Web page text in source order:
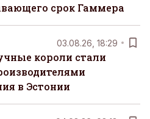
срок Гаммера
03.08.26, 18:29
короли стали
в Эстонии